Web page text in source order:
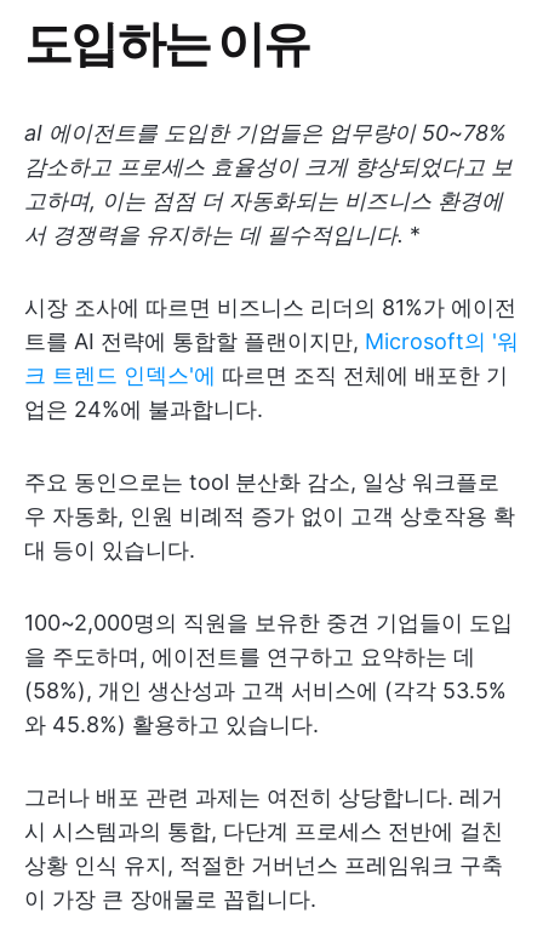
도입하는 이유
aI 에이전트를 도입한 기업들은 업무량이 50~78%
감소하고 프로세스 효율성이 크게 향상되었다고 보
고하며, 이는 점점 더 자동화되는 비즈니스 환경에
서 경쟁력을 유지하는 데 필수적입니다. *
시장 조사에 따르면 비즈니스 리더의 81%가 에이전
트를 AI 전략에 통합할 플랜이지만, Microsoft의 '워
크 트렌드 인덱스'에 따르면 조직 전체에 배포한 기
업은 24%에 불과합니다.
주요 동인으로는 tool 분산화 감소, 일상 워크플로
우 자동화, 인원 비례적 증가 없이 고객 상호작용 확
대 등이 있습니다.
100~2,000명의 직원을 보유한 중견 기업들이 도입
을 주도하며, 에이전트를 연구하고 요약하는 데
(58%), 개인 생산성과 고객 서비스에 (각각 53.5%
와 45.8%) 활용하고 있습니다.
그러나 배포 관련 과제는 여전히 상당합니다. 레거
시 시스템과의 통합, 다단계 프로세스 전반에 걸친
상황 인식 유지, 적절한 거버넌스 프레임워크 구축
이 가장 큰 장애물로 꼽힙니다.